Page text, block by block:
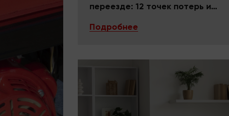
переезде: 12 точек потерь и
Подробнее